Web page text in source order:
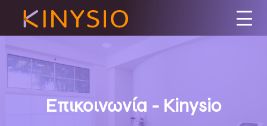
Επικοινωνία - Kinysio